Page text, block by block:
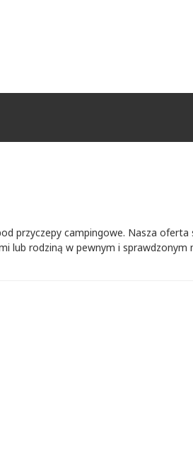
przyczepy campingowe. Nasza
lub rodziną w pewnym i